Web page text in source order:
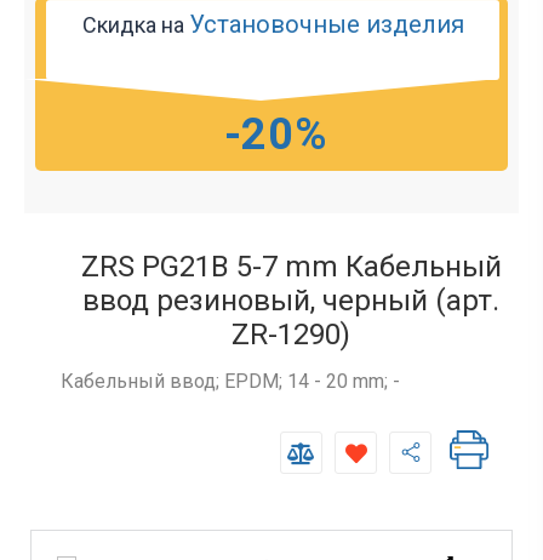
Скидка на Установочные изделия
-20%
ZRS PG21B 5-7 mm Кабельный
ввод резиновый, черный (арт.
ZR-1290)
Кабельный ввод; EPDM; 14 - 20 mm; -